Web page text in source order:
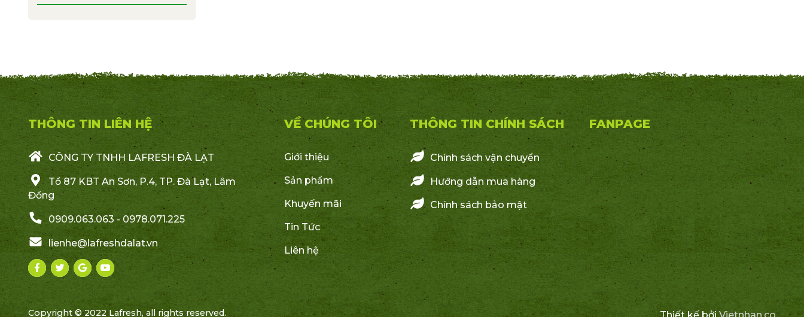
THÔNG TIN LIÊN HỆ
CÔNG TY TNHH LAFRESH ĐÀ LẠT
Tổ 87 KBT An Sơn, P.4, TP. Đà Lạt, Lâm
Đồng
0909.063.063 - 0978.071.225
lienhe@lafreshdalat.vn
VỀ CHÚNG TÔI
Giới thiệu
Sản phẩm
Khuyến mãi
Tin Tức
Liên hệ
THÔNG TIN CHÍNH SÁCH
Chính sách vận chuyển
Hướng dẫn mua hàng
Chính sách bảo mật
FANPAGE
Copyright © 2022 Lafresh, all rights reserved.